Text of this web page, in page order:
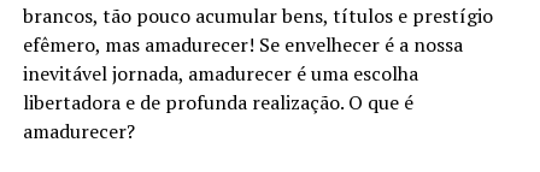
brancos, tão pouco acumular bens, títulos e prestígio
efêmero, mas amadurecer! Se envelhecer é a nossa
inevitável jornada, amadurecer é uma escolha
libertadora e de profunda realização. O que é
amadurecer?